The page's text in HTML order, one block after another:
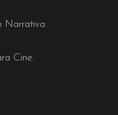
Narrativa
Cine.